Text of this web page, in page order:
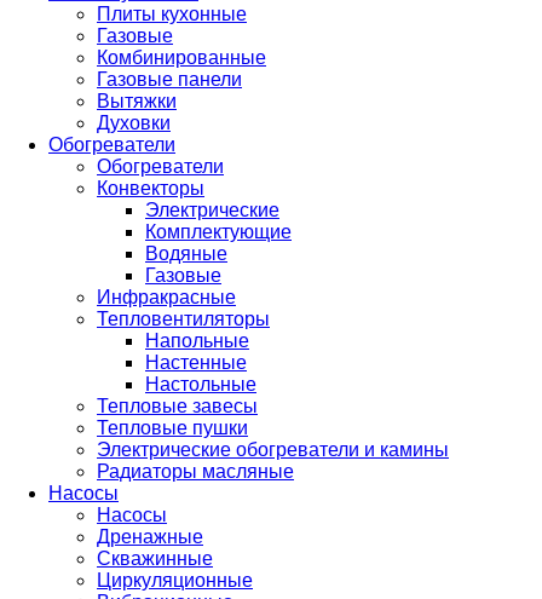
Плиты кухонные
Газовые
Комбинированные
Газовые панели
Вытяжки
Духовки
Обогреватели
Обогреватели
Конвекторы
Электрические
Комплектующие
Водяные
Газовые
Инфракрасные
Тепловентиляторы
Напольные
Настенные
Настольные
Тепловые завесы
Тепловые пушки
Электрические обогреватели и камины
Радиаторы масляные
Насосы
Насосы
Дренажные
Скважинные
Циркуляционные